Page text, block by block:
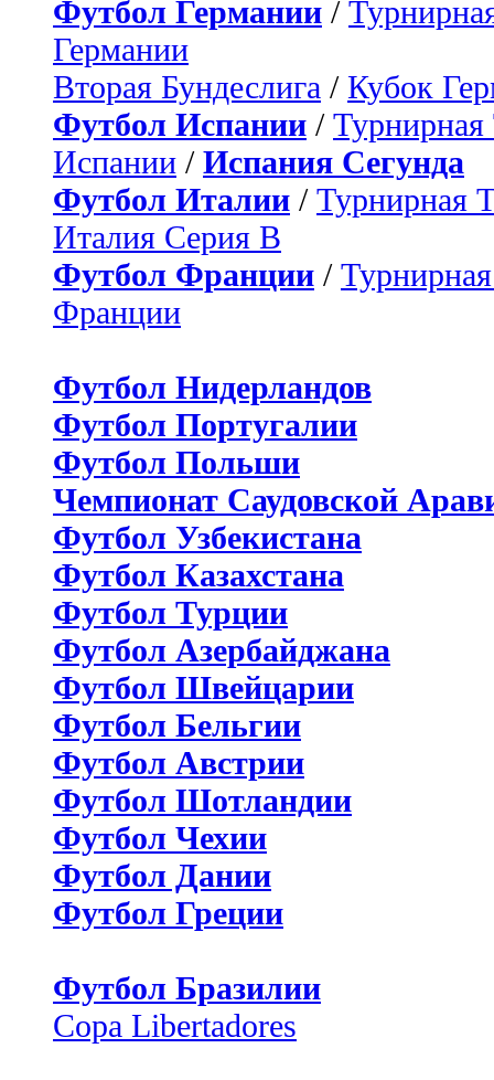
Футбол Германии /
Германии
Вторая Бундеслига / Кубок
Футбол Испании / Турнирная
Испании / Испания Сегунда
Футбол Италии / Турнирная
Италия Серия B
Футбол Франции /
Франции
Футбол Нидерландов
Футбол Португалии
Футбол Польши
Чемпионат Саудовской
Футбол Узбекистана
Футбол Казахстана
Футбол Турции
Футбол Азербайджана
Футбол Швейцарии
Футбол Бельгии
Футбол Австрии
Футбол Шотландии
Футбол Чехии
Футбол Дании
Футбол Греции
Футбол Бразилии
Copa Libertadores